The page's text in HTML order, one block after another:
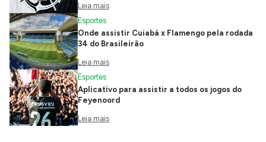
Leia mais
Esportes
Onde assistir Cuiabá x Flamengo pela rodada
34 do Brasileirão
Leia mais
Esportes
Aplicativo para assistir a todos os jogos do
Feyenoord
Leia mais